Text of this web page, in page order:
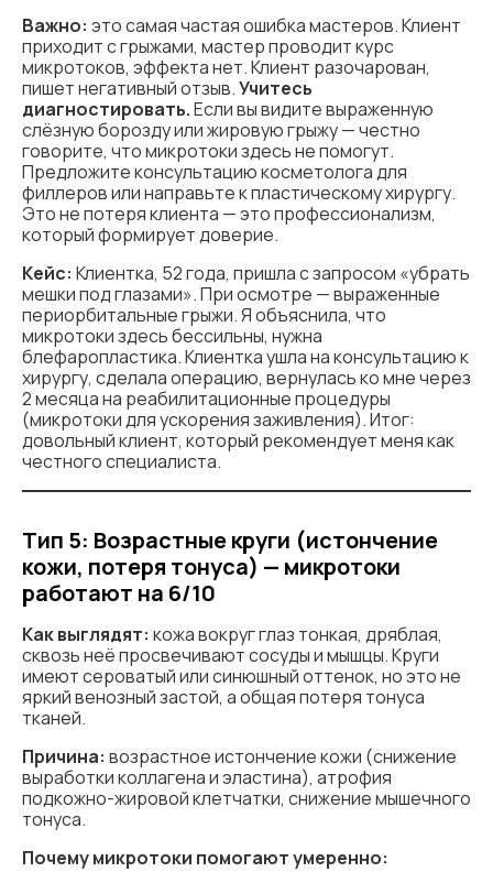
Важно: это самая частая ошибка мастеров. Клиент
приходит с грыжами, мастер проводит курс
микротоков, эффекта нет. Клиент разочарован,
пишет негативный отзыв.Учитесь
диагностировать.Если вы видите выраженную
слёзную борозду или жировую грыжу — честно
говорите, что микротоки здесь не помогут.
Предложите консультацию косметолога для
филлеров или направьте к пластическому хирургу.
Это не потеря клиента — это профессионализм,
который формирует доверие.
Кейс: Клиентка, 52 года, пришла с запросом «убрать
мешки под глазами». При осмотре — выраженные
периорбитальные грыжи. Я объяснила, что
микротоки здесь бессильны, нужна
блефаропластика. Клиентка ушла на консультацию к
хирургу, сделала операцию, вернулась ко мне через
2 месяца на реабилитационные процедуры
(микротоки для ускорения заживления). Итог:
довольный клиент, который рекомендует меня как
честного специалиста.
Тип 5: Возрастные круги (истончение
кожи, потеря тонуса) — микротоки
работают на 6/10
Как выглядят: кожа вокруг глаз тонкая, дряблая,
сквозь неё просвечивают сосуды и мышцы. Круги
имеют сероватый или синюшный оттенок, но это не
яркий венозный застой, а общая потеря тонуса
тканей.
Причина: возрастное истончение кожи (снижение
выработки коллагена и эластина), атрофия
подкожно-жировой клетчатки, снижение мышечного
тонуса.
Почему микротоки помогают умеренно: